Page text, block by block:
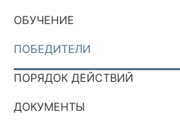
ОБУЧЕНИЕ
ПОБЕДИТЕЛИ
ПОРЯДОК ДЕЙСТВИЙ
ДОКУМЕНТЫ